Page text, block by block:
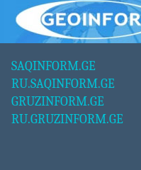
SAQINFORM.GE
RU.SAQINFORM.GE
GRUZINFORM.GE
RU.GRUZINFORM.GE